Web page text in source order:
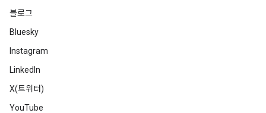
블로그
Bluesky
Instagram
LinkedIn
X(트위터)
YouTube